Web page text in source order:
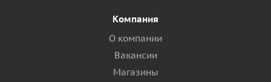
Компания
О компании
Вакансии
Магазины